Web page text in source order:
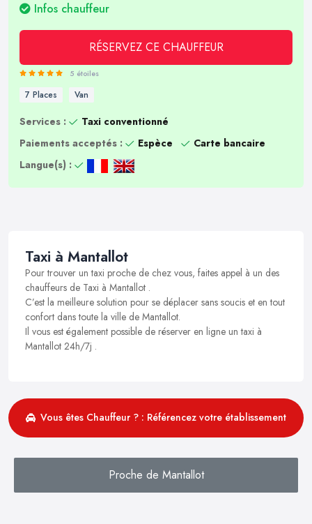
Infos chauffeur
RÉSERVEZ CE CHAUFFEUR
5 étoiles
7 Places Van
Services :
Taxi conventionné
Paiements acceptés :
Espèce
Carte bancaire
Langue(s) :
Taxi à Mantallot
Pour trouver un taxi proche de chez vous, faites appel à un des
chauffeurs de Taxi à Mantallot .
C’est la meilleure solution pour se déplacer sans soucis et en tout
confort dans toute la ville de Mantallot.
Il vous est également possible de réserver en ligne un taxi à
Mantallot 24h/7j .
Vous êtes Chauffeur ? : Référencez votre établissement
Proche de Mantallot